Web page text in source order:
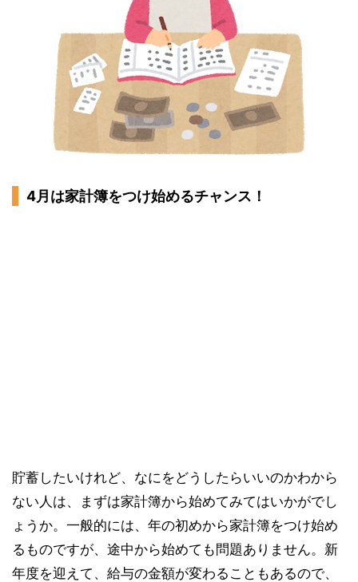
4月は家計簿をつけ始めるチャンス！
貯蓄したいけれど、なにをどうしたらいいのかわから
ない人は、まずは家計簿から始めてみてはいかがでし
ょうか。一般的には、年の初めから家計簿をつけ始め
るものですが、途中から始めても問題ありません。新
年度を迎えて、給与の金額が変わることもあるので、